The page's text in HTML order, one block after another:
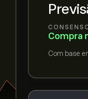
Compra
Com base